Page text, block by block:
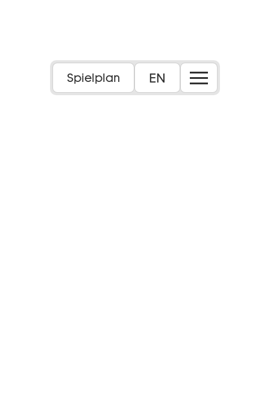
Spielplan EN